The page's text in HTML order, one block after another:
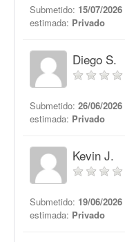
Submetido: 15/07/
estimada: Privado
Diego S.
Submetido: 26/06/2026
estimada: Privado
Kevin J.
Submetido: 19/06/
estimada: Privado